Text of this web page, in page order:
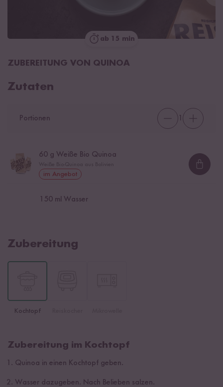
ab 15 min
ZUBEREITUNG VON QUINOA
Zutaten
Portionen 1
60 g Weiße Bio Quinoa
im Angebot
150 ml Wasser
Zubereitung
Kochtopf
Zubereitung im Kochtopf
Quinoa in einen Kochtopf geben.
Wasser dazugeben. Nach Belieben salzen.